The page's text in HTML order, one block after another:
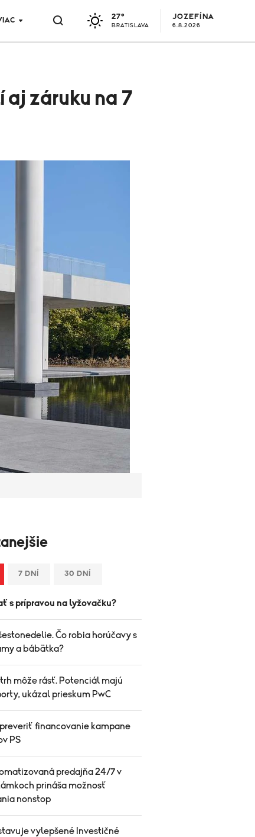
27°
BRATISLAVA
JOZEFÍNA
6.8.2026
záruku na 7
7 DNÍ 30 DNÍ
s prípravou na lyžovačku?
Čo robia horúčavy s
a bábätka?
môže rásť. Potenciál majú
ukázal prieskum PwC
financovanie kampane
PS
predajňa 24/7 v
prináša možnosť
nonstop
vylepšené Investičné